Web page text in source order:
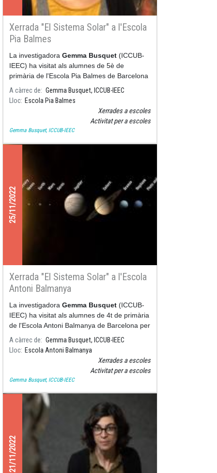
Xerrada "El Sistema Solar" a l'Escola
Pia Balmes
La investigadora Gemma Busquet (ICCUB-
IEEC) ha visitat als alumnes de 5è de
primària de l'Escola Pia Balmes de Barcelona
per a parlar sobre la formació del Sol i el siste
A càrrec de
Gemma Busquet, ICCUB-IEEC
Lloc Escola Pia Balmes
Xerrades a escoles
Activitat per a escoles
Gemma Busquet, ICCUB-IEEC
25/11/2022
Xerrada "El Sistema Solar" a l'Escola
Antoni Balmanya
La investigadora Gemma Busquet (ICCUB-
IEEC) ha visitat als alumnes de 4t de primària
de l'Escola Antoni Balmanya de Barcelona per
a parlar sobre la formació del Sol
A càrrec de
Gemma Busquet, ICCUB-IEEC
Lloc Escola Antoni Balmanya
Xerrades a escoles
Activitat per a escoles
Gemma Busquet, ICCUB-IEEC
21/11/2022